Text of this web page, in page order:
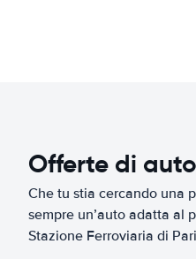
Offerte di
Che tu stia cercando una
sempre un’auto adatta al
Stazione Ferroviaria di